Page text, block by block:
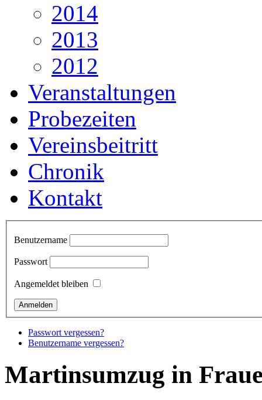
2014
2013
2012
Veranstaltungen
Probezeiten
Vereinsbeitritt
Chronik
Kontakt
Benutzername
Passwort
Angemeldet bleiben
Passwort vergessen?
Benutzername vergessen?
Martinsumzug in